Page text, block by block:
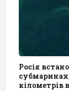
Росія
кілометрів